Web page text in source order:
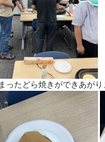
ったどら焼きができあがり